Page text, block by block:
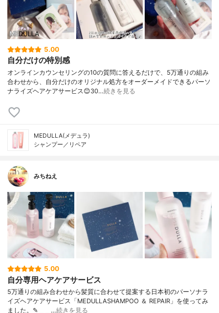
5.00
自分だけの特別感
オンラインカウンセリングの10の質問に答えるだけで、5万通りの組み
合わせから、自分だけのオリジナル処方をオーダーメイドできるパーソ
ナライズヘアケアサービス😊30…続きを見る
MEDULLA(メデュラ)
シャンプー／リペア
みちねえ
5.00
自分専用ヘアケアサービス
5万通りの組み合わせから髪質に合わせて提案する日本初のパーソナラ
イズヘアケアサービス「MEDULLASHAMPOO ＆ REPAIR」を使ってみ
ました。✎︎＿＿…続きを見る